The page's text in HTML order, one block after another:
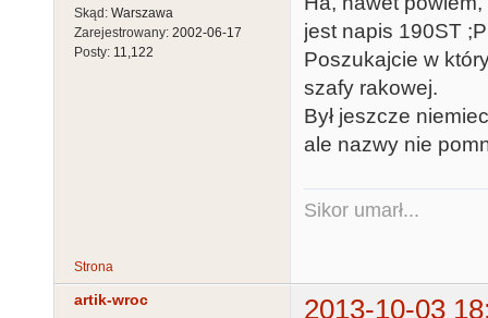
Skąd: Warszawa
Zarejestrowany: 2002-06-17
Posty: 11,122
jest napis 190ST ;P
Poszukajcie w
szafy rakowej.
Był jeszcze
ale nazwy nie
Sikor umarł...
Strona
artik-wroc 2013-10-03